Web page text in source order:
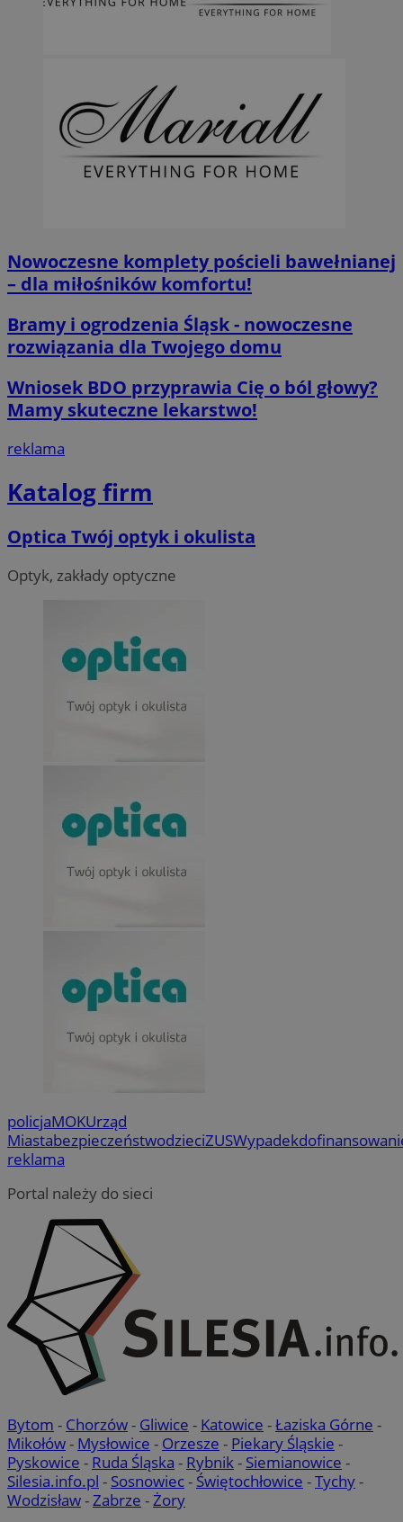
Nowoczesne komplety pościeli bawełnianej
– dla miłośników komfortu!
Bramy i ogrodzenia Śląsk - nowoczesne
rozwiązania dla Twojego domu
Wniosek BDO przyprawia Cię o ból głowy?
Mamy skuteczne lekarstwo!
reklama
Katalog firm
Optica Twój optyk i okulista
Optyk, zakłady optyczne
policjaMOKUrząd
MiastabezpieczeństwodzieciZUSWypadek
reklama
Portal należy do sieci
Bytom - Chorzów- Gliwice - Katowice -Łaziska Górne -
Mikołów- Mysłowice - Orzesze - Piekary Śląskie -
Pyskowice - Ruda Śląska - Rybnik - Siemianowice -
Silesia.info.pl - Sosnowiec- Świętochłowice -Tychy-
Wodzisław- Zabrze - Żory